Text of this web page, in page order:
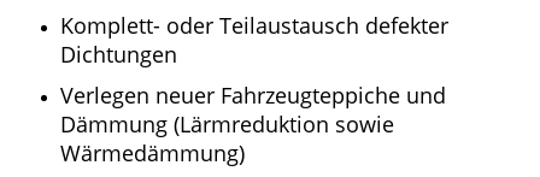
Komplett- oder Teilaustausch defekter
Dichtungen
Verlegen neuer Fahrzeugteppiche und
Dämmung (Lärmreduktion sowie
Wärmedämmung)